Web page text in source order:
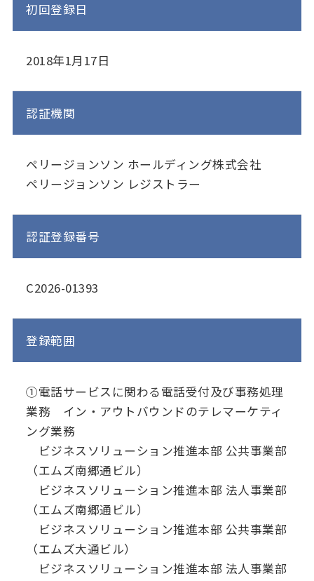
初回登録日
2018年1月17日
認証機関
ペリージョンソン ホールディング株式会社
ペリージョンソン レジストラー
認証登録番号
C2026-01393
登録範囲
①電話サービスに関わる電話受付及び事務処理
業務 イン・アウトバウンドのテレマーケティ
ング業務
ビジネスソリューション推進本部 公共事業部
（エムズ南郷通ビル）
ビジネスソリューション推進本部 法人事業部
（エムズ南郷通ビル）
ビジネスソリューション推進本部 公共事業部
（エムズ大通ビル）
ビジネスソリューション推進本部 法人事業部